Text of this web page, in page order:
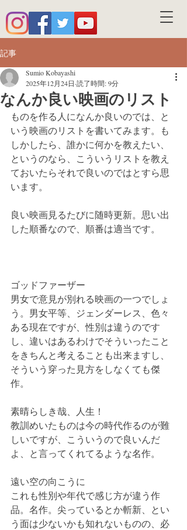
記事
なんか良い映画のリスト
Sumio Kobayashi
2025年12月24日 読了時間: 9分
ものを作る人になんか良いのでは、と
いう映画のリストを書いてみます。も
しかしたら、誰かに何かを教えたい、
というのなら、こういうリストを教え
ておいたらそれで良いのではとすら思
います。
良い映画見るたびに随時更新。思い出
した順番なので、順番は適当です。
ゴッドファーザー
男女で意見が別れる映画の一つでしょ
う。男女平等、ジェンダーレス、色々
ある現在ですが、性別は違うのです
し、違いはあるわけでそういったこと
をきちんと考えることも出来ますし、
そういう穿った見方をしなくても傑
作。
素晴らしき哉、人生！
教訓めいたものは今の時代作るのが難
しいですが、こういうので良いんだ
よ、と言ってくれてるような名作。
遠い空の向こうに
これも性別や年代で感じ方が違う作
品。名作。尖っているとか斬新、とい
う面は少ないかも知れないものの、必